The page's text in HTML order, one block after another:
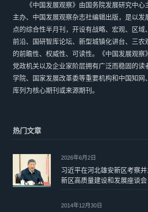
《中国发展观察》由国务院发展研究中
主办、中国发展观察杂志社编辑出版，是以发
点的综合性半月刊，开设有战略、宏观、区域
前沿、国研智库论坛、新型城镇化讲台、三农
的前瞻性、权威性、可读性。《中国发展观察
党政机关以及企业家阶层拥有广泛而稳固的读
学院、国家发展改革委等重要机构和中国知网
库列为核心期刊或来源期刊。
热门文章
2026年6月2日
习近平在河北雄安新区考察
新区高质量建设和发展座谈会
2014年12月30日